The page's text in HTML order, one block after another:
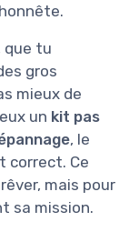
que tu
gros
mieux de
un kit pas
, le
correct. Ce
mais pour
sa mission.